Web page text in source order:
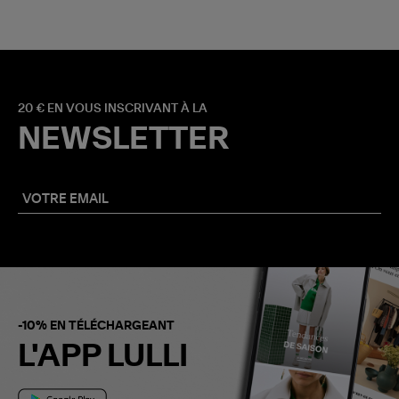
20 € EN VOUS INSCRIVANT À LA
NEWSLETTER
-10% EN TÉLÉCHARGEANT
L'APP LULLI